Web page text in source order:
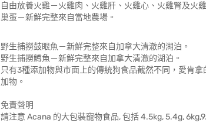
自由放養火雞－火雞肉、火雞肝、火雞心、火雞腎及火
巢蛋－新鮮完整來自當地農場。
野生捕撈鼓眼魚－新鮮完整來自加拿大清澈的湖泊。
野生捕撈鱒魚－新鮮完整來自加拿大清澈的湖泊。
只有3種添加物與市面上的傳統狗食品截然不同，愛肯
加物。
免責聲明
請注意 Acana 的大包裝寵物食品, 包括 4.5kg, 5.4g,